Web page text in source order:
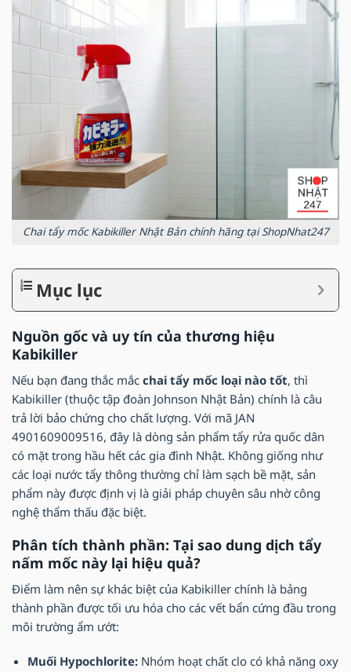
Chai tẩy mốc Kabikiller Nhật Bản chính hãng tại ShopNhat247
Mục lục
Nguồn gốc và uy tín của thương hiệu
Kabikiller
Nếu bạn đang thắc mắc chai tẩy mốc loại nào tốt, thì
Kabikiller (thuộc tập đoàn Johnson Nhật Bản) chính là câu
trả lời bảo chứng cho chất lượng. Với mã JAN
4901609009516, đây là dòng sản phẩm tẩy rửa quốc dân
có mặt trong hầu hết các gia đình Nhật. Không giống như
các loại nước tẩy thông thường chỉ làm sạch bề mặt, sản
phẩm này được định vị là giải pháp chuyên sâu nhờ công
nghệ thẩm thấu đặc biệt.
Phân tích thành phần: Tại sao dung dịch tẩy
nấm mốc này lại hiệu quả?
Điểm làm nên sự khác biệt của Kabikiller chính là bảng
thành phần được tối ưu hóa cho các vết bẩn cứng đầu trong
môi trường ẩm ướt:
Muối Hypochlorite:Nhóm hoạt chất clo có khả năng oxy